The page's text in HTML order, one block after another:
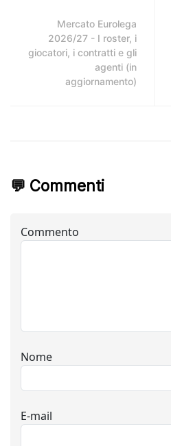
Mercato Eurolega
2026/27 - I roster, i
giocatori, i contratti e gli
agenti (in
aggiornamento)
💬 Commenti